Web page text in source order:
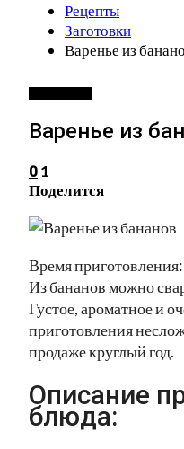
Рецепты
Заготовки
Варенье из
Варенье из
0 1
Поделится
Время
Из бананов можно
Густое, ароматное и
приготовления
продаже круглый год.
Описание
блюда: